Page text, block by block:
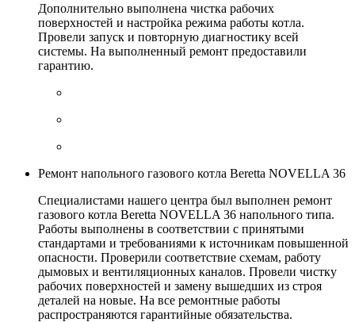
Дополнительно выполнена чистка рабочих
поверхностей и настройка режима работы котла.
Провели запуск и повторную диагностику всей
системы. На выполненный ремонт предоставили
гарантию.
Ремонт напольного газового котла Beretta NOVELLA 36
Специалистами нашего центра был выполнен ремонт
газового котла Beretta NOVELLA 36 напольного типа.
Работы выполнены в соответствии с принятыми
стандартами и требованиями к источникам повышенной
опасности. Проверили соответствие схемам, работу
дымовых и вентиляционных каналов. Провели чистку
рабочих поверхностей и замену вышедших из строя
деталей на новые. На все ремонтные работы
распространяются гарантийные обязательства.